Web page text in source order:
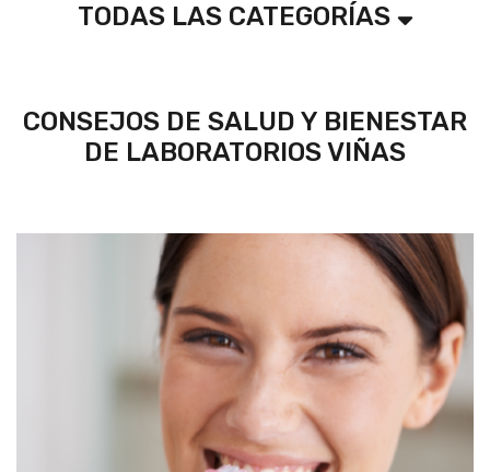
TODAS LAS CATEGORÍAS
CONSEJOS DE SALUD Y BIENESTAR
DE LABORATORIOS VIÑAS